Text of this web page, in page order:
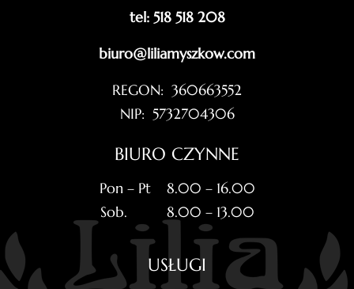
tel: 518 518 208
biuro@liliamyszkow.com
REGON: 360663552
NIP: 5732704306
BIURO CZYNNE
Pon – Pt 8.00 – 16.00
Sob. 8.00 – 13.00
USŁUGI